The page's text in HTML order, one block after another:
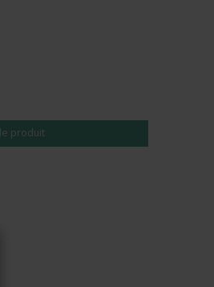
produit